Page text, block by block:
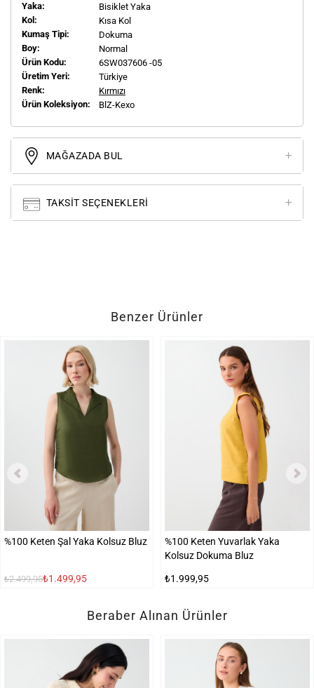
Yaka:
Bisiklet Yaka
Kol:
Kısa Kol
Kumaş Tipi:
Dokuma
Boy:
Normal
Ürün Kodu:
6SW037606 -05
Üretim Yeri:
Türkiye
Renk:
Kırmızı
Ürün Koleksiyon:
BlZ-Kexo
MAĞAZADA BUL
TAKSIT SEÇENEKLERI
Benzer Ürünler
%100 Keten Şal Yaka Kolsuz Bluz
₺2.499,95₺1.499,95
%100 Keten Yuvarlak Yaka
Kolsuz Dokuma Bluz
₺1.999,95
Beraber Alınan Ürünler